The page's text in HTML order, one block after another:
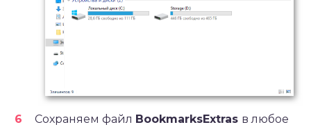
Сохраняем файл BookmarksExtras в любое